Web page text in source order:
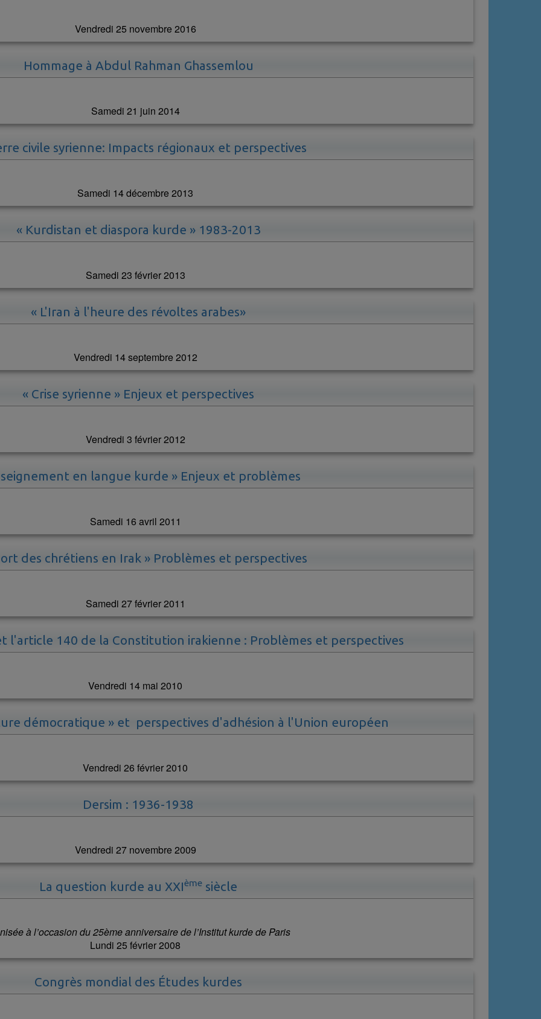
Vendredi 25 novembre 2016
Hommage à Abdul Rahman Ghassemlou
Samedi 21 juin 2014
civile syrienne: Impacts régionaux et perspectives
Samedi 14 décembre 2013
« Kurdistan et diaspora kurde » 1983-2013
Samedi 23 février 2013
« L'Iran à l'heure des révoltes arabes»
Vendredi 14 septembre 2012
« Crise syrienne » Enjeux et perspectives
Vendredi 3 février 2012
en langue kurde » Enjeux et problèmes
Samedi 16 avril 2011
des chrétiens en Irak » Problèmes et perspectives
Samedi 27 février 2011
l'article 140 de la Constitution irakienne : Problèmes et perspectives
Vendredi 14 mai 2010
démocratique » et perspectives d'adhésion à l'Union européen
Vendredi 26 février 2010
Dersim : 1936-1938
Vendredi 27 novembre 2009
La question kurde au XXIème siècle
à l’occasion du 25ème anniversaire de l’Institut kurde de Paris
Lundi 25 février 2008
Congrès mondial des Études kurdes